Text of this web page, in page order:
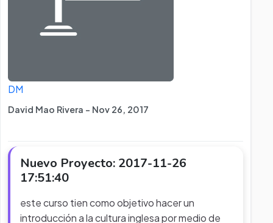
DM
David Mao Rivera - Nov 26, 2017
Nuevo Proyecto: 2017-11-26
17:51:40
este curso tien como objetivo hacer un
introducción a la cultura inglesa por medio de